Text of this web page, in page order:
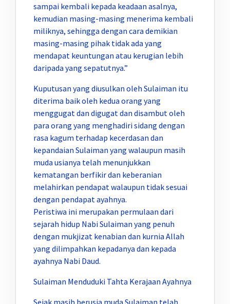
sampai kembali kepada keadaan asalnya,
kemudian masing-masing menerima kembali
miliknya, sehingga dengan cara demikian
masing-masing pihak tidak ada yang
mendapat keuntungan atau kerugian lebih
daripada yang sepatutnya.”
Kuputusan yang diusulkan oleh Sulaiman itu
diterima baik oleh kedua orang yang
menggugat dan digugat dan disambut oleh
para orang yang menghadiri sidang dengan
rasa kagum terhadap kecerdasan dan
kepandaian Sulaiman yang walaupun masih
muda usianya telah menunjukkan
kematangan berfikir dan keberanian
melahirkan pendapat walaupun tidak sesuai
dengan pendapat ayahnya.
Peristiwa ini merupakan permulaan dari
sejarah hidup Nabi Sulaiman yang penuh
dengan mukjizat kenabian dan kurnia Allah
yang dilimpahkan kepadanya dan kepada
ayahnya Nabi Daud.
Sulaiman Menduduki Tahta Kerajaan Ayahnya